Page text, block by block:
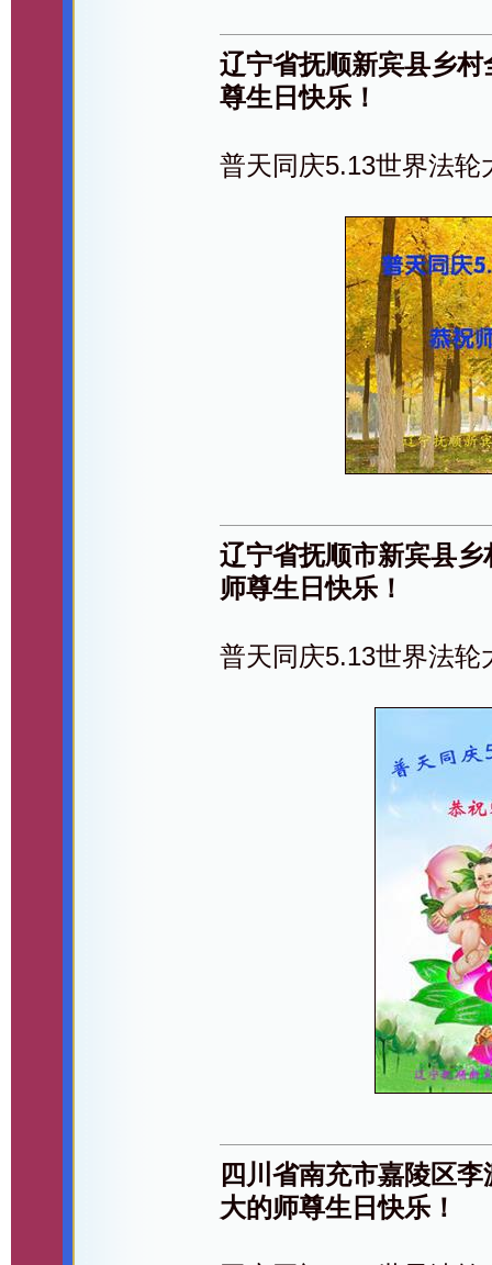
辽宁省抚顺新宾县乡
尊生日快乐！
普天同庆5.13世界法轮
辽宁省抚顺市新宾县
师尊生日快乐！
普天同庆5.13世界法轮
四川省南充市嘉陵区
大的师尊生日快乐！